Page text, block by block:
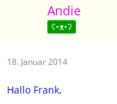
Andie
ʕ•ᴥ•ʔ
18. Januar 2014
Hallo Frank,